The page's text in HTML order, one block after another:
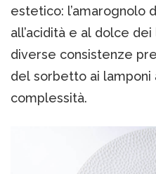
estetico: l’amarognolo
all’acidità e al dolce
diverse consistenze
del sorbetto ai lamponi
complessità.